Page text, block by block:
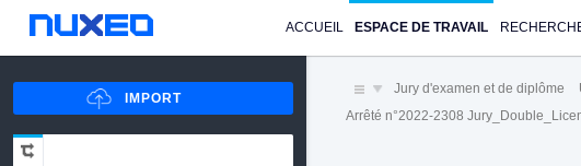
ACCUEIL ESPACE DE TRAVAIL
Jury d'examen et de diplôme
Arrêté n°2022-2308